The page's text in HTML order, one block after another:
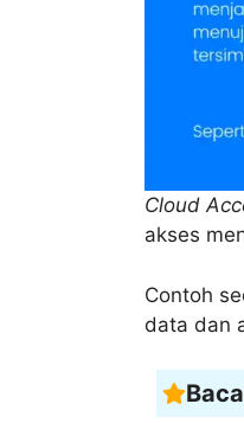
Cloud
akses
Contoh
data dan